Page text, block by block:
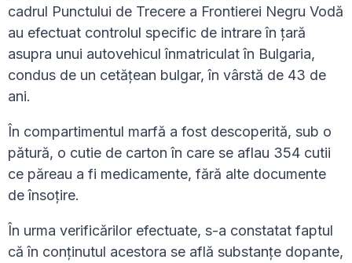
cadrul Punctului de Trecere a Frontierei Negru Vodă
au efectuat controlul specific de intrare în țară
asupra unui autovehicul înmatriculat în Bulgaria,
condus de un cetățean bulgar, în vârstă de 43 de
ani.
În compartimentul marfă a fost descoperită, sub o
pătură, o cutie de carton în care se aflau 354 cutii
ce păreau a fi medicamente, fără alte documente
de însoțire.
În urma verificărilor efectuate, s-a constatat faptul
că în conținutul acestora se află substanțe dopante,